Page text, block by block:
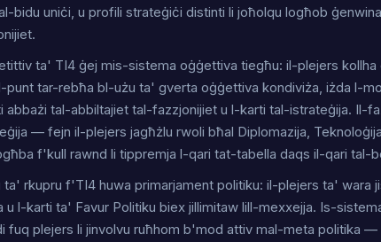
bidu uniċi, u profili strateġiċi distinti li joħolqu logħob
ta' TI4 ġej mis-sistema oġġettiva tiegħu: il-plejers kollha
punt tar-rebħa bl-użu ta' gverta oġġettiva kondiviża, iżda l-
abbażi tal-abbiltajiet tal-fazzjonijiet u l-karti tal-istrateġija. Il-
— fejn il-plejers jagħżlu rwoli bħal Diplomazija,
f'kull rawnd li tippremja l-qari tat-tabella daqs il-qari tal-
ta' rkupru f'TI4 huwa primarjament politiku: il-plejers ta' wara
u l-karti ta' Favur Politiku biex jillimitaw lill-mexxejja. Is-
fuq plejers li jinvolvu ruħhom b'mod attiv mal-meta politika —